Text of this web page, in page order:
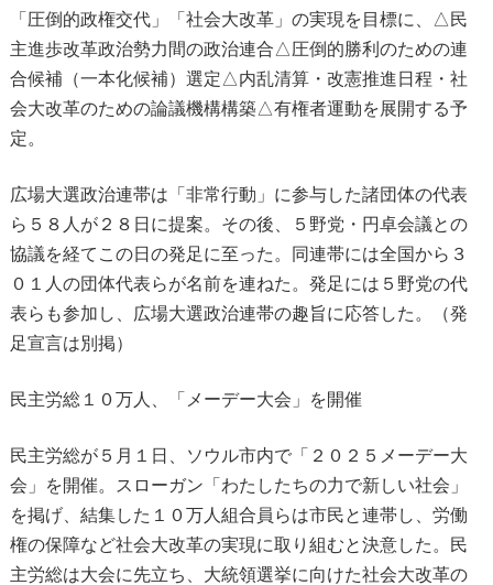
「圧倒的政権交代」「社会大改革」の実現を目標に、△民
主進歩改革政治勢力間の政治連合△圧倒的勝利のための連
合候補（一本化候補）選定△内乱清算・改憲推進日程・社
会大改革のための論議機構構築△有権者運動を展開する予
定。
広場大選政治連帯は「非常行動」に参与した諸団体の代表
ら５８人が２８日に提案。その後、５野党・円卓会議との
協議を経てこの日の発足に至った。同連帯には全国から３
０１人の団体代表らが名前を連ねた。発足には５野党の代
表らも参加し、広場大選政治連帯の趣旨に応答した。（発
足宣言は別掲）
民主労総１０万人、「メーデー大会」を開催
民主労総が５月１日、ソウル市内で「２０２５メーデー大
会」を開催。スローガン「わたしたちの力で新しい社会」
を掲げ、結集した１０万人組合員らは市民と連帯し、労働
権の保障など社会大改革の実現に取り組むと決意した。民
主労総は大会に先立ち、大統領選挙に向けた社会大改革の